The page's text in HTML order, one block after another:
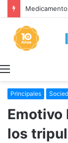
Principales
Emotivo
los